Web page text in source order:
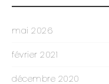
mai 2026
février 2021
décembre 2020